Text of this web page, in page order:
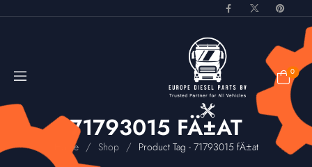
0
71793015 FÄ±AT
Home / Shop / Product Tag - 71793015 fÄ±at